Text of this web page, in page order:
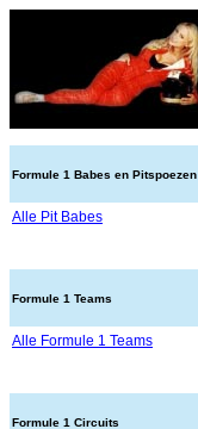
Formule 1 Babes en Pitspoezen
Alle Pit Babes
Formule 1 Teams
Alle Formule 1 Teams
Formule 1 Circuits